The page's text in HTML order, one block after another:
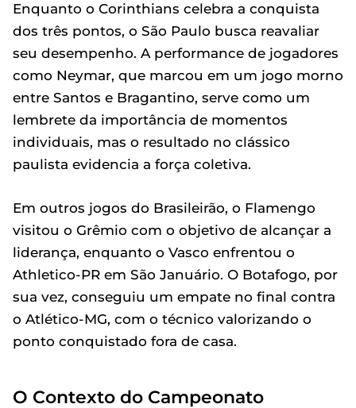
Enquanto o Corinthians celebra a conquista
dos três pontos, o São Paulo busca reavaliar
seu desempenho. A performance de jogadores
como Neymar, que marcou em um jogo morno
entre Santos e Bragantino, serve como um
lembrete da importância de momentos
individuais, mas o resultado no clássico
paulista evidencia a força coletiva.
Em outros jogos do Brasileirão, o Flamengo
visitou o Grêmio com o objetivo de alcançar a
liderança, enquanto o Vasco enfrentou o
Athletico-PR em São Januário. O Botafogo, por
sua vez, conseguiu um empate no final contra
o Atlético-MG, com o técnico valorizando o
ponto conquistado fora de casa.
O Contexto do Campeonato